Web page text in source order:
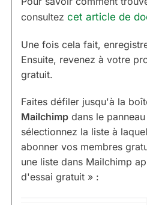
consultez cet article de
Une fois cela fait,
Ensuite, revenez à votre
gratuit.
Faites défiler jusqu'à la
Mailchimp dans le
sélectionnez la liste à
abonner vos membres
une liste dans Mailchimp
d'essai gratuit » :